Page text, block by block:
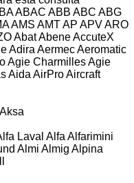
ABAC ABB ABC ABG
AMS AMTAP APVARO
AbatAbeneAccuteX
Adira AermecAeromatic
Agie CharmillesAgie
Aida AirProAircraft
Aksa
Laval Alfa Alfarimini
Almi Almig Alpina